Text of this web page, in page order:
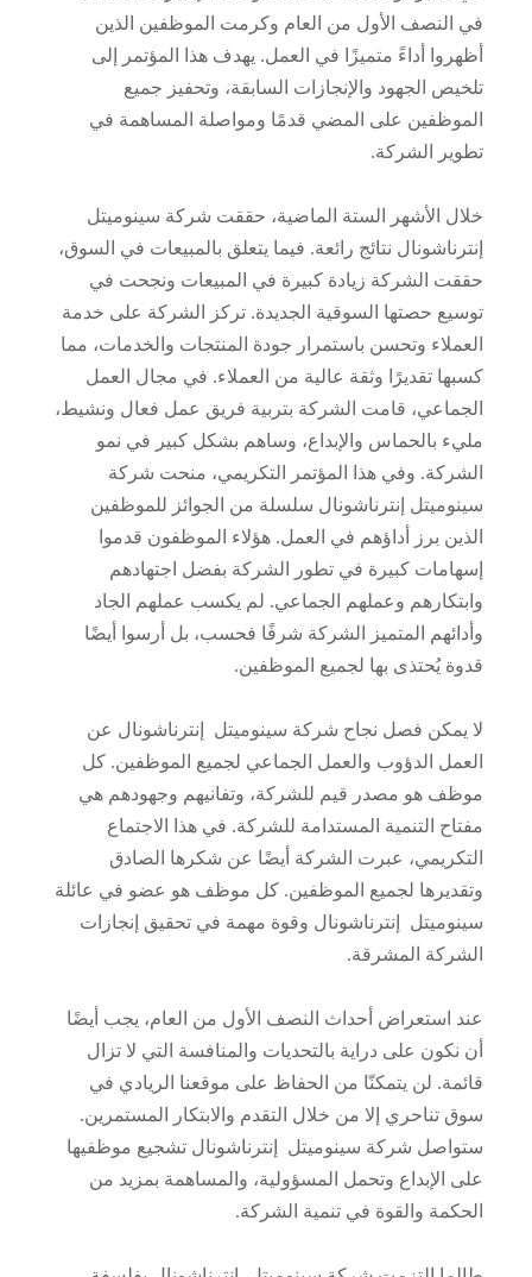
في النصف الأول من العام وكرمت الموظفين الذين
أظهروا أداءً متميزًا في العمل. يهدف هذا المؤتمر إلى
تلخيص الجهود والإنجازات السابقة، وتحفيز جميع
الموظفين على المضي قدمًا ومواصلة المساهمة في
تطوير الشركة.
خلال الأشهر الستة الماضية، حققت شركة سينوميتل
إنترناشونال نتائج رائعة. فيما يتعلق بالمبيعات في السوق،
حققت الشركة زيادة كبيرة في المبيعات ونجحت في
توسيع حصتها السوقية الجديدة. تركز الشركة على خدمة
العملاء وتحسن باستمرار جودة المنتجات والخدمات، مما
كسبها تقديرًا وثقة عالية من العملاء. في مجال العمل
الجماعي، قامت الشركة بتربية فريق عمل فعال ونشيط،
مليء بالحماس والإبداع، وساهم بشكل كبير في نمو
الشركة. وفي هذا المؤتمر التكريمي، منحت شركة
سينوميتل إنترناشونال سلسلة من الجوائز للموظفين
الذين برز أداؤهم في العمل. هؤلاء الموظفون قدموا
إسهامات كبيرة في تطور الشركة بفضل اجتهادهم
وابتكارهم وعملهم الجماعي. لم يكسب عملهم الجاد
وأدائهم المتميز الشركة شرفًا فحسب، بل أرسوا أيضًا
قدوة يُحتذى بها لجميع الموظفين.
لا يمكن فصل نجاح شركة سينوميتل إنترناشونال عن
العمل الدؤوب والعمل الجماعي لجميع الموظفين. كل
موظف هو مصدر قيم للشركة، وتفانيهم وجهودهم هي
مفتاح التنمية المستدامة للشركة. في هذا الاجتماع
التكريمي، عبرت الشركة أيضًا عن شكرها الصادق
وتقديرها لجميع الموظفين. كل موظف هو عضو في عائلة
سينوميتل إنترناشونال وقوة مهمة في تحقيق إنجازات
الشركة المشرقة.
عند استعراض أحداث النصف الأول من العام، يجب أيضًا
أن نكون على دراية بالتحديات والمنافسة التي لا تزال
قائمة. لن يتمكنّا من الحفاظ على موقعنا الريادي في
سوق تناحري إلا من خلال التقدم والابتكار المستمرين.
ستواصل شركة سينوميتل إنترناشونال تشجيع موظفيها
على الإبداع وتحمل المسؤولية، والمساهمة بمزيد من
الحكمة والقوة في تنمية الشركة.